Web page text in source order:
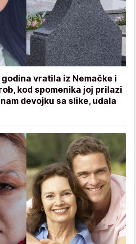
vratila iz Nemačke i
kod spomenika joj prilazi
devojku sa slike, udala